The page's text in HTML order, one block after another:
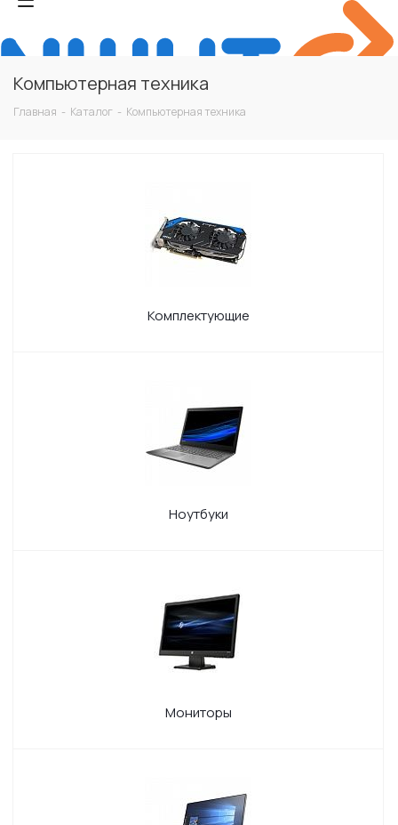
Компьютерная техника
Главная - Каталог - Компьютерная техника
Комплектующие
Ноутбуки
Мониторы